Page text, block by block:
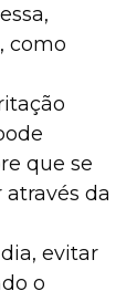
como
que se
da
evitar
o